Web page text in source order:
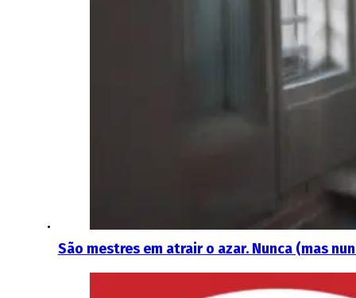
São mestres em atrair o azar. Nunca (mas